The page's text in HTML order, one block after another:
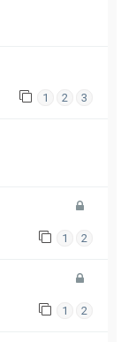
1 2 3
1 2
1 2